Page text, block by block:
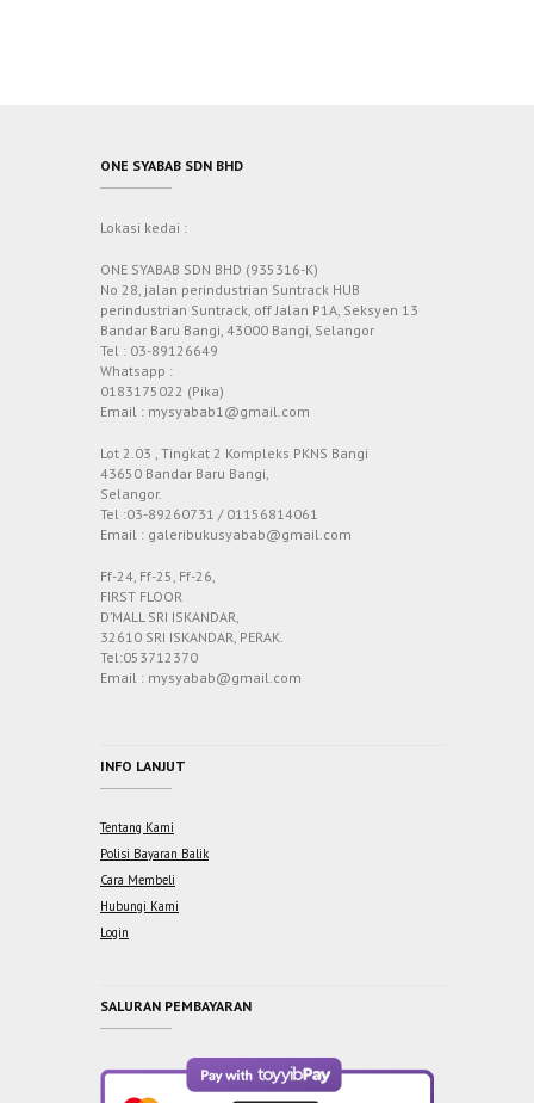
ONE SYABAB SDN BHD
Lokasi kedai :
ONE SYABAB SDN BHD (935316-K)
No 28, jalan perindustrian Suntrack HUB
perindustrian Suntrack, off Jalan P1A, Seksyen 13
Bandar Baru Bangi, 43000 Bangi, Selangor
Tel : 03-89126649
Whatsapp :
0183175022 (Pika)
Email : mysyabab1@gmail.com
Lot 2.03 , Tingkat 2 Kompleks PKNS Bangi
43650 Bandar Baru Bangi,
Selangor.
Tel :03-89260731 / 01156814061
Email : galeribukusyabab@gmail.com
Ff-24, Ff-25, Ff-26,
FIRST FLOOR
D’MALL SRI ISKANDAR,
32610 SRI ISKANDAR, PERAK.
Tel:053712370
Email : mysyabab@gmail.com
INFO LANJUT
Tentang Kami
Polisi Bayaran Balik
Cara Membeli
Hubungi Kami
Login
SALURAN PEMBAYARAN